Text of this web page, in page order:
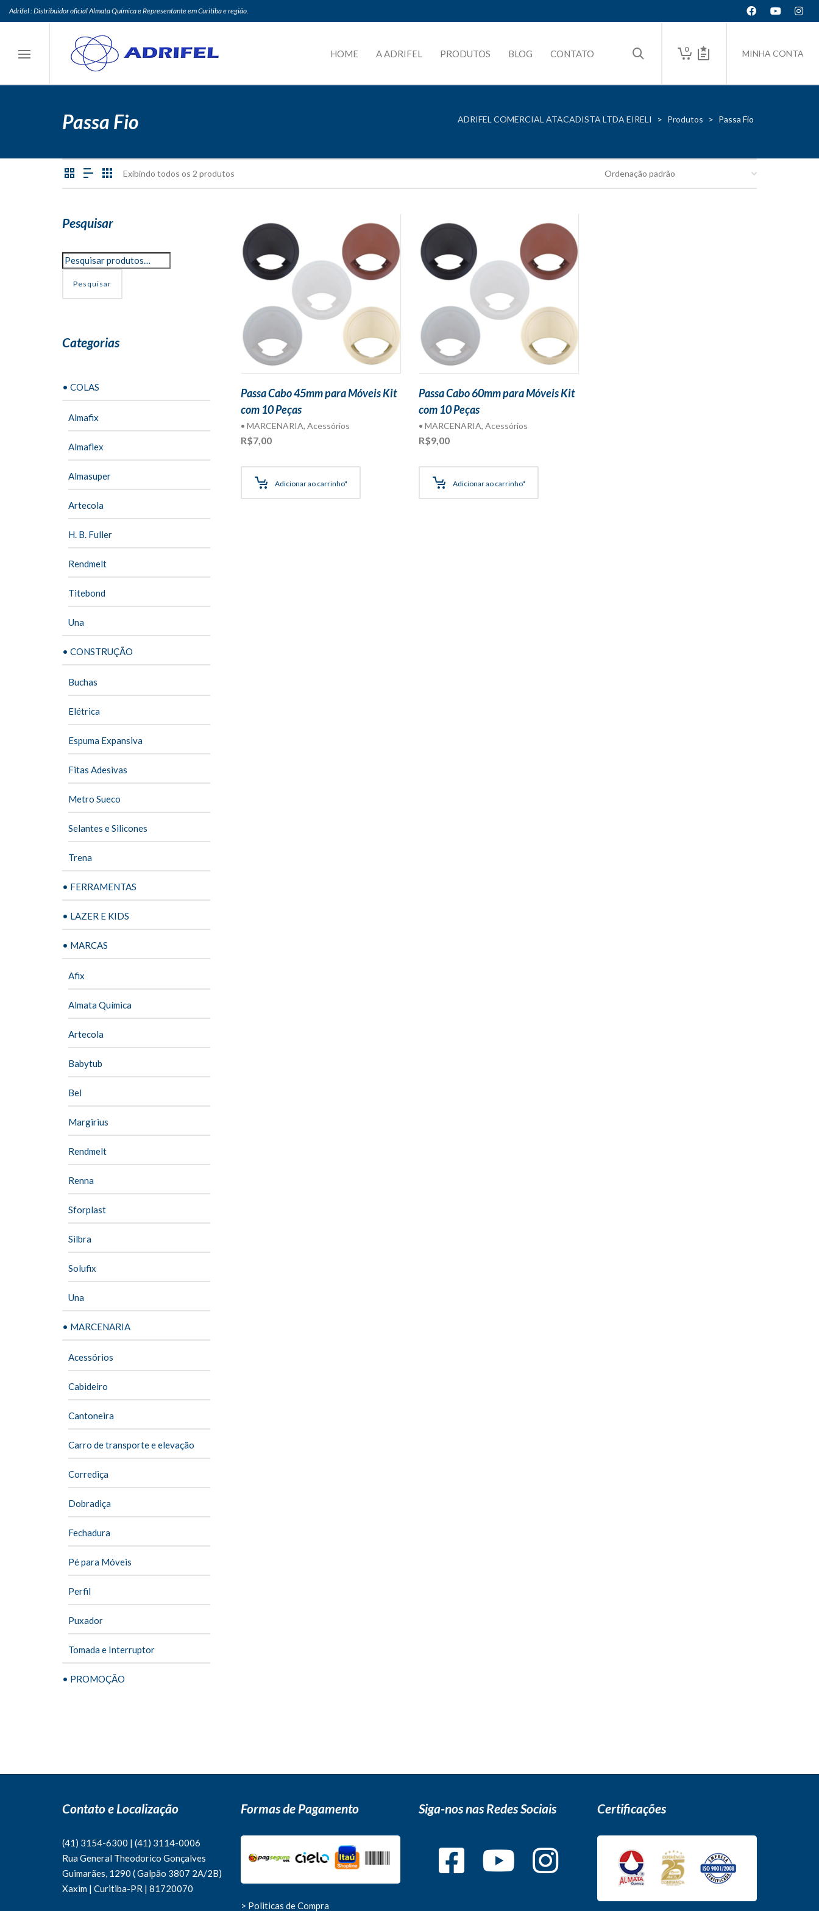
Adrifel : Distribuidor oficial Almata Química e Representante em Curitiba e região.
0 MINHA CONTA
HOME A ADRIFEL PRODUTOS BLOG CONTATO
Passa Fio ADRIFEL COMERCIAL ATACADISTA LTDA EIRELI > Produtos > Passa Fio
Exibindo todos os 2 produtos
Passa Cabo 45mm para Móveis Kit
com 10 Peças
• MARCENARIA, Acessórios
R$7,00
Adicionar ao carrinho"
Passa Cabo 60mm para Móveis Kit
com 10 Peças
• MARCENARIA, Acessórios
R$9,00
Adicionar ao carrinho"
Pesquisar
Pesquisar
Categorias
• COLAS
Almafix
Almaflex
Almasuper
Artecola
H. B. Fuller
Rendmelt
Titebond
Una
• CONSTRUÇÃO
Buchas
Elétrica
Espuma Expansiva
Fitas Adesivas
Metro Sueco
Selantes e Silicones
Trena
• FERRAMENTAS
• LAZER E KIDS
• MARCAS
Afix
Almata Química
Artecola
Babytub
Bel
Margirius
Rendmelt
Renna
Sforplast
Silbra
Solufix
Una
• MARCENARIA
Acessórios
Cabideiro
Cantoneira
Carro de transporte e elevação
Corrediça
Dobradiça
Fechadura
Pé para Móveis
Perfil
Puxador
Tomada e Interruptor
• PROMOÇÃO
Contato e Localização
(41) 3154-6300 | (41) 3114-0006
Rua General Theodorico Gonçalves
Guimarães, 1290 ( Galpão 3807 2A/2B)
Xaxim | Curitiba-PR | 81720070
Formas de Pagamento
> Politicas de Compra
Siga-nos nas Redes Sociais Certificações